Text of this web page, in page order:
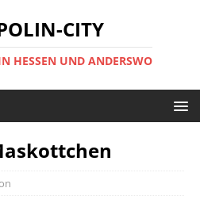
CITY
HESSEN UND ANDERSWO